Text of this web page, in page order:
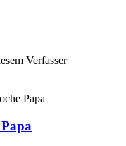
Verfasser